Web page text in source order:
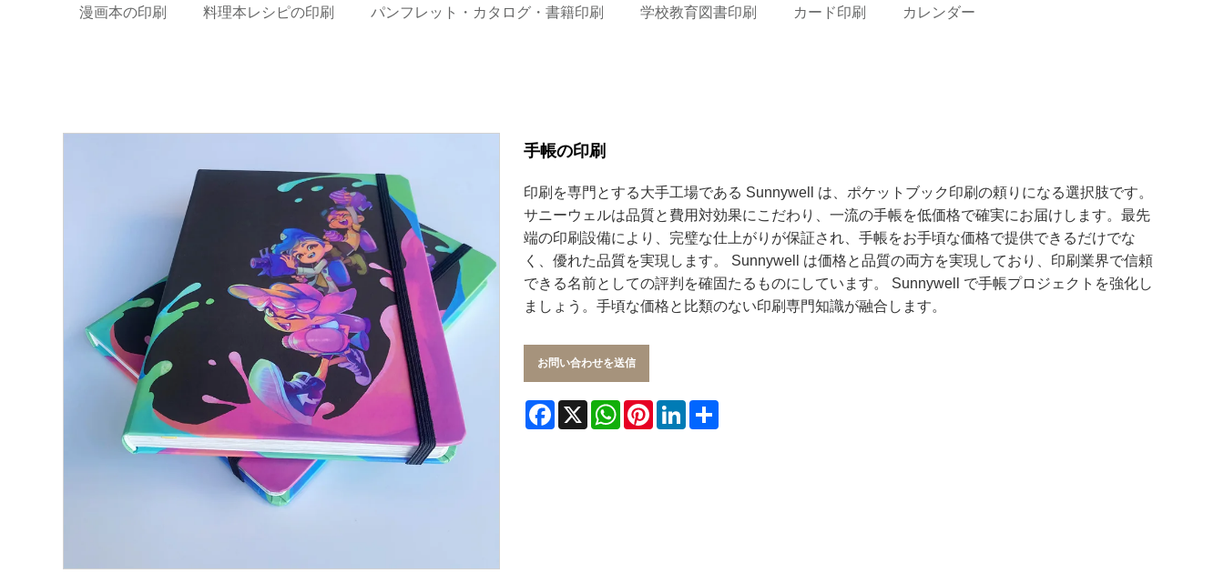
漫画本の印刷 料理本レシピの印刷 パンフレット・カタログ・書籍印刷 学校教育図書印刷 カード印刷 カレンダー
手帳の印刷
印刷を専門とする大手工場である Sunnywell は、ポケットブック印刷の頼りになる選択肢です。
サニーウェルは品質と費用対効果にこだわり、一流の手帳を低価格で確実にお届けします。最先
端の印刷設備により、完璧な仕上がりが保証され、手帳をお手頃な価格で提供できるだけでな
く、優れた品質を実現します。 Sunnywell は価格と品質の両方を実現しており、印刷業界で信頼
できる名前としての評判を確固たるものにしています。 Sunnywell で手帳プロジェクトを強化し
ましょう。手頃な価格と比類のない印刷専門知識が融合します。
お問い合わせを送信
Facebook
X WhatsApp
PinterestLinkedIn